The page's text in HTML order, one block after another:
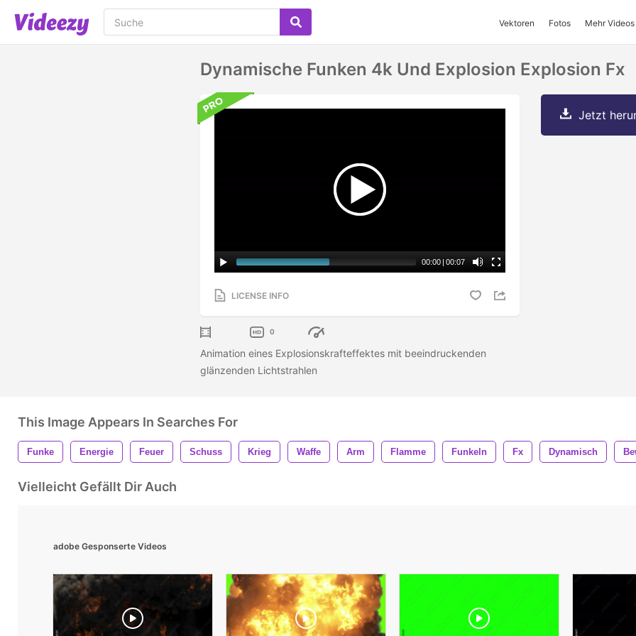
Vektoren Fotos Mehr Videos
Dynamische Funken 4k Und Explosion Explosion Fx
00:00 | 00:07
LICENSE INFO
0
Animation eines Explosionskrafteffektes mit beeindruckenden
glänzenden Lichtstrahlen
Jetzt
This Image Appears In Searches For
Funke Energie Feuer Schuss Krieg Waffe Arm Flamme Funkeln Fx Dynamisch
Vielleicht Gefällt Dir Auch
adobe Gesponserte Videos